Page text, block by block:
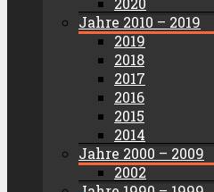
Jahre 2010 – 2019
2019
2018
2017
2016
2015
2014
Jahre 2000 – 2009
2002